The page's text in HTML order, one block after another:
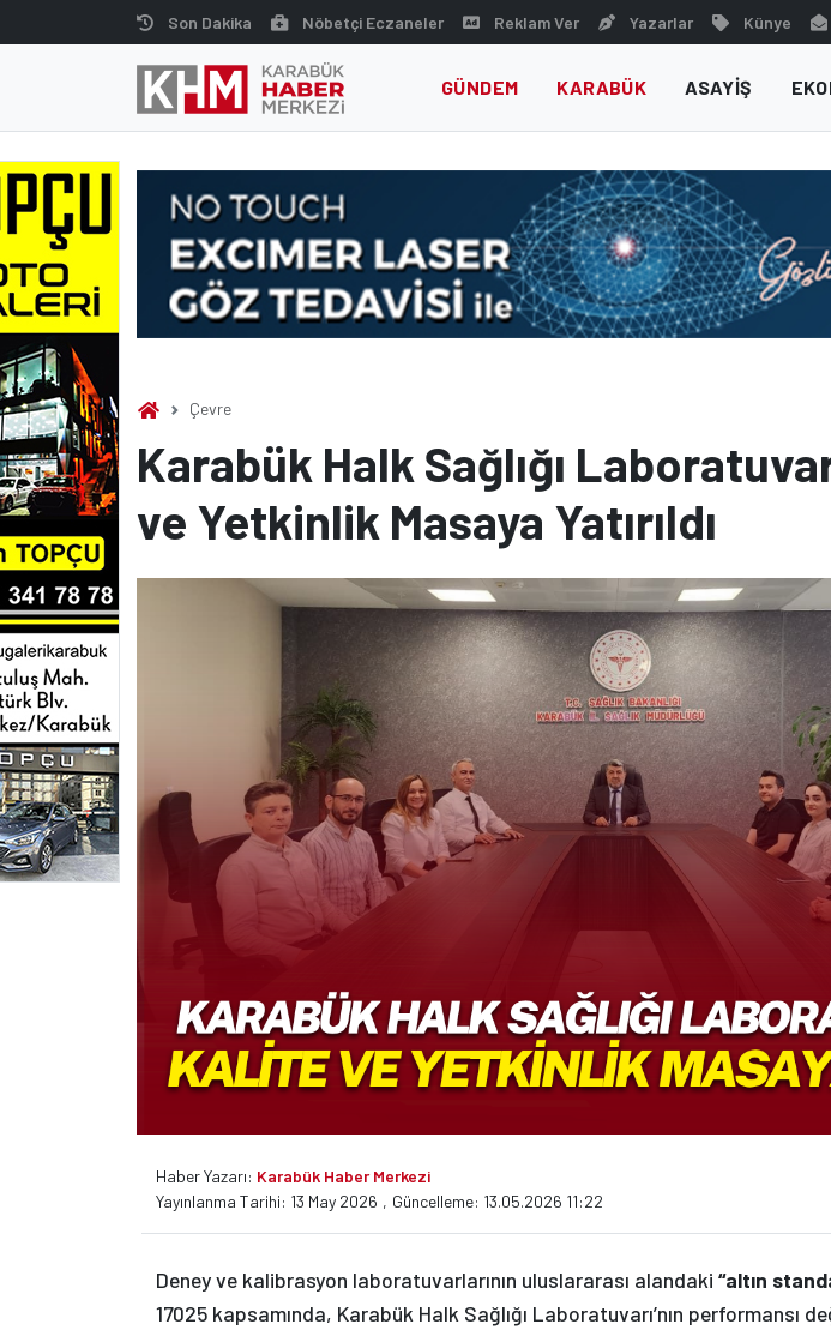
to
Son Dakika Nöbetçi Eczaneler Reklam Ver Yazarlar Künye
GÜNDEM KARABÜK ASAYIŞ
Çevre
Karabük Halk Sağlığı
ve Yetkinlik Masaya Yatırıldı
Haber Yazarı: Karabük Haber Merkezi
Yayınlanma Tarihi: 13 May 2026 , Güncelleme: 13.05.2026 11:22
Deney ve kalibrasyon laboratuvarlarının uluslararası alandaki “altın
17025 kapsamında, Karabük Halk Sağlığı Laboratuvarı’nın performansı